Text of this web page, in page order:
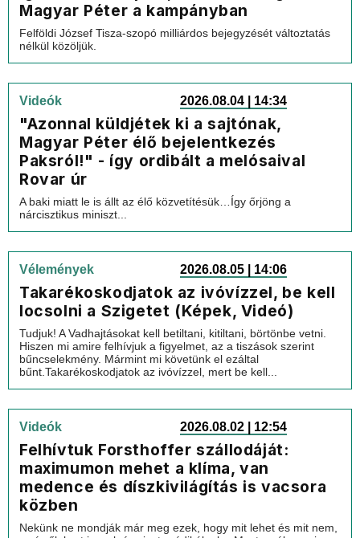
Magyar Péter a kampányban
Felföldi József Tisza-szopó milliárdos bejegyzését változtatás
nélkül közöljük.
Videók 2026.08.04 | 14:34
"Azonnal küldjétek ki a sajtónak,
Magyar Péter élő bejelentkezés
Paksról!" - így ordibált a melósaival
Rovar úr
A baki miatt le is állt az élő közvetítésük…Így őrjöng a
nárcisztikus miniszt...
Vélemények 2026.08.05 | 14:06
Takarékoskodjatok az ivóvízzel, be kell
locsolni a Szigetet (Képek, Videó)
Tudjuk! A Vadhajtásokat kell betiltani, kitiltani, börtönbe vetni.
Hiszen mi amire felhívjuk a figyelmet, az a tiszások szerint
bűncselekmény. Mármint mi követünk el ezáltal
bűnt.Takarékoskodjatok az ivóvízzel, mert be kell...
Videók 2026.08.02 | 12:54
Felhívtuk Forsthoffer szállodáját:
maximumon mehet a klíma, van
medence és díszkivilágítás is vacsora
közben
Nekünk ne mondják már meg ezek, hogy mit lehet és mit nem,